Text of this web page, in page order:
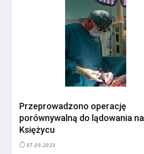
Przeprowadzono operację
porównywalną do lądowania na
Księżycu
07.09.2023